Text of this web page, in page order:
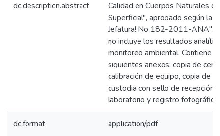
dc.description.abstract
Calidad en Cuerpos Naturales
Superficial", aprobado según la
Jefatura! No 182-2011-ANA".
no incluye los resultados
monitoreo ambiental. Contiene
siguientes anexos: copia de
calibración de equipo, copia de
custodia con sello de recepción
laboratorio y registro fotográfico.
dc.format application/pdf